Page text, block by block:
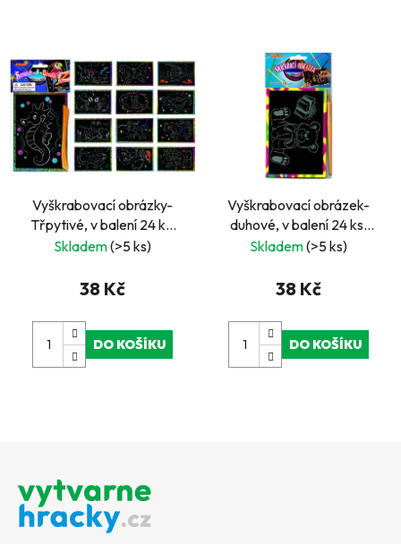
Vyškrabovací obrázky-
Třpytivé, v balení 24 ks,
zadejte počet kusů, cena
Skladem(>5 ks)
38 Kč
DO KOŠÍKU
Vyškrabovací obrázek-
duhové, v balení 24 ks,
zadejte počet kusů, cena
Skladem(>5 ks)
38 Kč
DO KOŠÍKU